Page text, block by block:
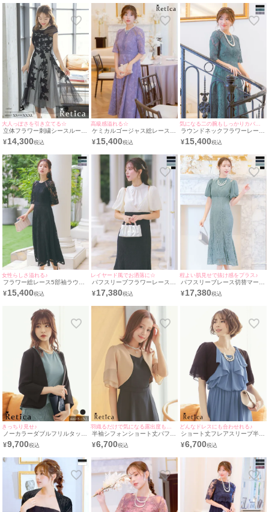
大人っぽさを引き立てる☆
立体フラワー刺繍シースルー切
替チュールフレア膝下結婚式パ
ーティードレス [Retica/レティ
¥14,300
高級感溢れる☆
ケミカルゴージャス総レース5
部袖フレアロングスカート結婚
式パーティードレス [Retica/レ
¥15,400
気になる二の腕もしっかりカバー◎
ラウンドネックフラワーレース
5部袖フレアロングスカート結
婚式パーティードレス [Retica/
¥15,400
女性らしさ溢れる♪
フラワー総レース5部袖ラウン
ドネックフレアロングスカート
結婚式パーティードレス
¥15,400
レイヤード風でお洒落に☆
パフスリーブフラワーレース切
替デザインマーメイドロングス
カート結婚式パーティードレス
¥17,380
程よい肌見せで抜け感をプラス♪
パフスリーブレース切替マーメ
イドロングスカート結婚式パー
ティードレス [Retica/レティカ]
¥17,380
きっちり見せ♪
ノーカラーダブルフリルタック
ボレロジャケット [Retica/レテ
ィカ]
¥9,700
半袖シフォンショート丈パフス
リーブボレロ [Retica/レティカ]
¥6,700
どんなドレスにも合わせれる♪
ショート丈フレアスリーブ半袖
シフォンボレロ [Retica/レティ
カ]
¥6,700